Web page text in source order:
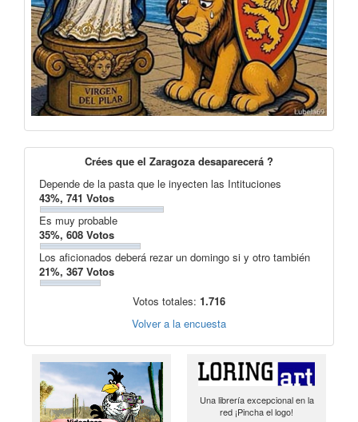
Crées que el Zaragoza desaparecerá ?
Depende de la pasta que le inyecten las Intituciones
43%, 741 Votos
Es muy probable
35%, 608 Votos
Los aficionados deberá rezar un domingo si y otro también
21%, 367 Votos
Votos totales: 1.716
Volver a la encuesta
Una librería excepcional en la
red ¡Pincha el logo!